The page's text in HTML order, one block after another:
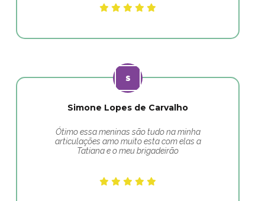
Simone Lopes de Carvalho
Ótimo essa meninas são tudo na minha
articulações amo muito esta com elas a
Tatiana e o meu brigadeirão